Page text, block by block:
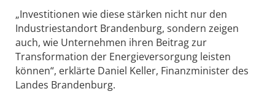
„Investitionen wie diese stärken nicht nur den
Industriestandort Brandenburg, sondern zeigen
auch, wie Unternehmen ihren Beitrag zur
Transformation der Energieversorgung leisten
können“, erklärte Daniel Keller, Finanzminister des
Landes Brandenburg.